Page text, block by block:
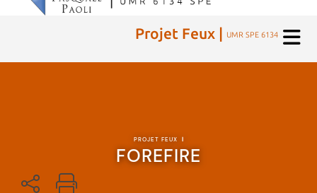
Projet Feux | UMR SPE 6134
PROJET FEUX |
FOREFIRE